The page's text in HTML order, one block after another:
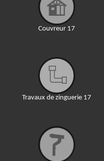
Couvreur 17
Travaux de zinguerie 17